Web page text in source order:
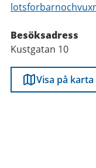
Besöksadress
Kustgatan 10
Visa på karta